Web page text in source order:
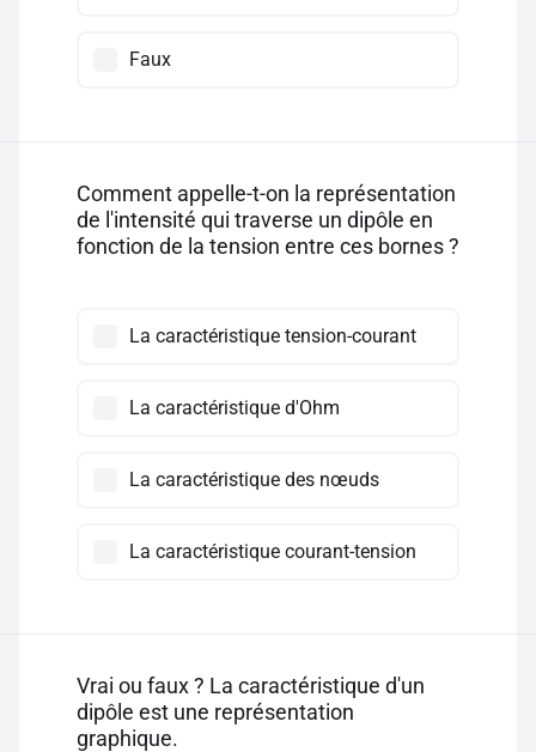
Faux
Comment appelle-t-on la représentation
de l'intensité qui traverse un dipôle en
fonction de la tension entre ces bornes ?
La caractéristique tension-courant
La caractéristique d'Ohm
La caractéristique des nœuds
La caractéristique courant-tension
Vrai ou faux ? La caractéristique d'un
dipôle est une représentation
graphique.